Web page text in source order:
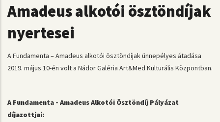
Amadeus alkotói ösztöndíjak
nyertesei
A Fundamenta – Amadeus alkotói ösztöndíjak ünnepélyes átadása
2019. május 10-én volt a Nádor Galéria Art&Med Kulturális Központban.
A Fundamenta - Amadeus Alkotói Ösztöndíj Pályázat
díjazottjai: